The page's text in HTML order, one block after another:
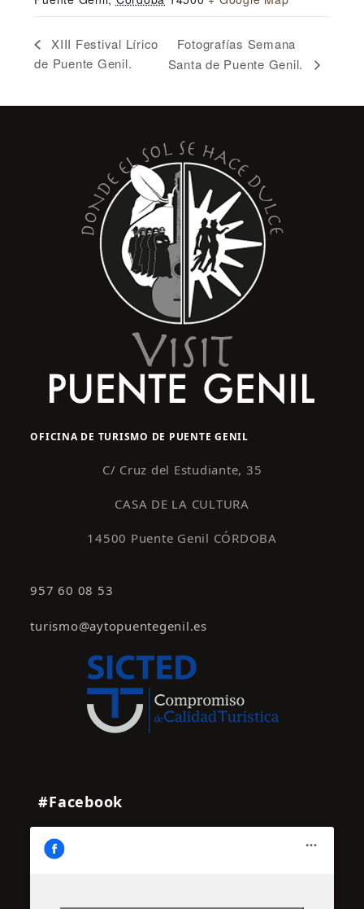
XIII Festival Lírico
de Puente Genil.
Fotografías Semana
Santa de Puente Genil.
OFICINA DE TURISMO DE PUENTE GENIL
C/ Cruz del Estudiante, 35
CASA DE LA CULTURA
14500 Puente Genil CÓRDOBA
957 60 08 53
turismo@aytopuentegenil.es
#Facebook